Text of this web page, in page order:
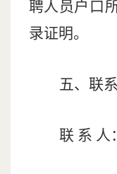
聘人员户口
录证明。
五、联
联 系 人：